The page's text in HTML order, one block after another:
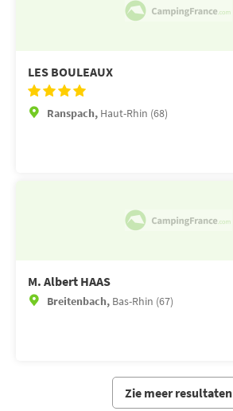
LES BOULEAUX
Ranspach, Haut-Rhin (68)
M. Albert HAAS
Breitenbach, Bas-Rhin (67)
Zie meer resultaten